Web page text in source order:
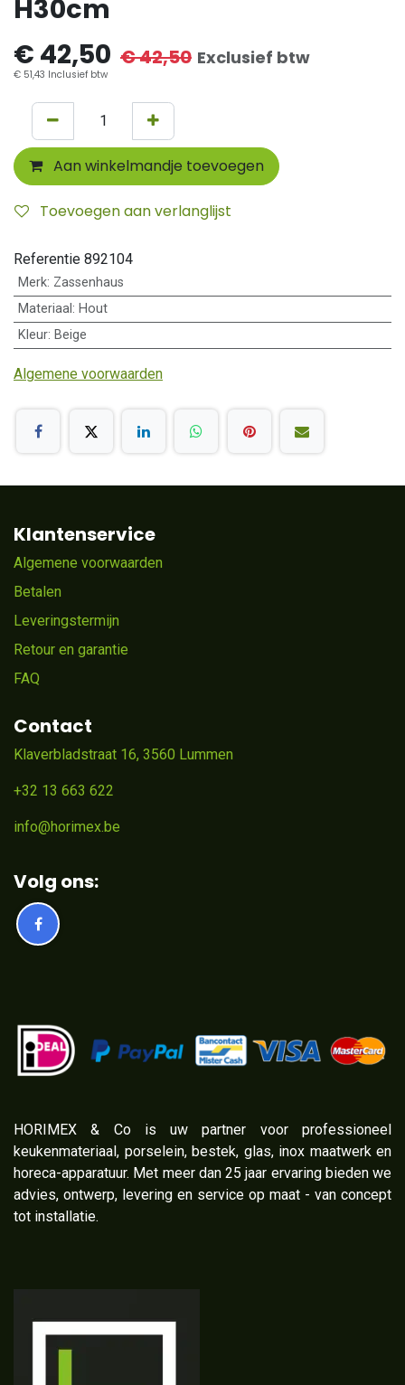
H30cm
€ 42,50 €42,50 Exclusief btw
€ 51,43 Inclusief btw
Aan winkelmandje toevoegen
Toevoegen aan verlanglijst
Referentie 892104
Merk: Zassenhaus
Materiaal : Hout
Kleur: Beige
Algemene voorwaarden
Klantenservice
Algemene voorwaarden
Betalen
Leveringstermijn
Retour en garantie
FAQ
Contact
Klaverbladstraat 16, 3560 Lummen
+32 13 663 622
info@horimex.be
Volg ons:
​HORIMEX & Co is uw partner voor professioneel
keukenmateriaal, porselein, bestek, glas, inox maatwerk en
horeca-apparatuur. Met meer dan 25 jaar ervaring bieden we
advies, ontwerp, levering en service op maat - van concept
tot installatie.